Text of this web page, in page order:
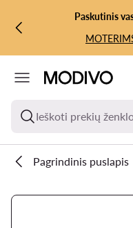
PEREITI PRIE
PEREITI Į PAIEŠKĄ
Paskutinis
Ieškoti prekių
Pagrindinis puslapis